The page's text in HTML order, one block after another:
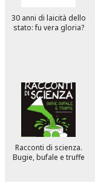
30 anni di laicità dello
stato: fu vera gloria?
Racconti di scienza.
Bugie, bufale e truffe